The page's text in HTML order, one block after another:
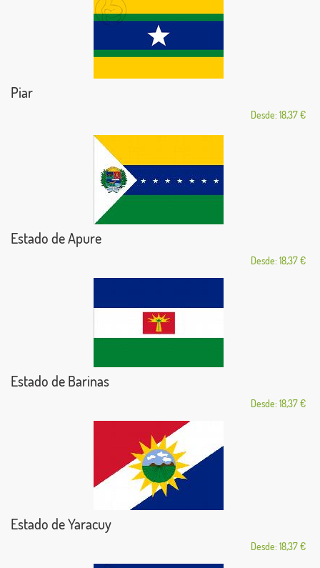
Piar
Desde: 18,37 €
Estado de Apure
Desde: 18,37 €
Estado de Barinas
Desde: 18,37 €
Estado de Yaracuy
Desde: 18,37 €